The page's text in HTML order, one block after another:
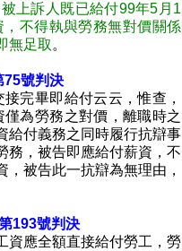
被上訴人既已給付99年5月1
不得執與勞務無對價關係
無足取 。
75號判決
完畢即給付云云，惟查，
為勞務之對價，離職時之
給付義務之同時履行抗辯事
務，被告即應給付薪資，不
被告此一抗辯為無理由，
193號判決
資應全額直接給付勞工，勞